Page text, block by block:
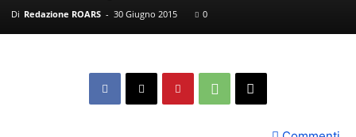
Di Redazione ROARS - 30 Giugno 2015 0